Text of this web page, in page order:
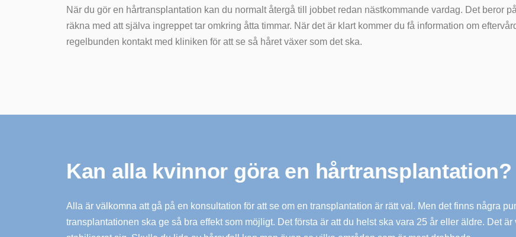
När du gör en hårtransplantation kan du normalt återgå till jobbet redan nästkommande vardag. Det beror
räkna med att själva ingreppet tar omkring åtta timmar. När det är klart kommer du få information om
regelbunden kontakt med kliniken för att se så håret växer som det ska.
Kan alla kvinnor göra en hårtransplantation?
Alla är välkomna att gå på en konsultation för att se om en transplantation är rätt val. Men det finns några
transplantationen ska ge så bra effekt som möjligt. Det första är att du helst ska vara 25 år eller äldre. Det